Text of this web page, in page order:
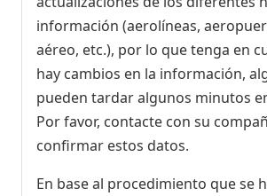
información (aerolíneas,
aéreo, etc.), por lo que tenga en
hay cambios en la información,
pueden tardar algunos minutos
Por favor, contacte con su
confirmar estos datos.
En base al procedimiento que se